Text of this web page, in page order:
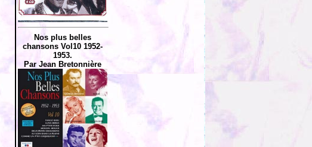
Nos plus belles
chansons Vol10 1952-
1953.
Par Jean Bretonnière